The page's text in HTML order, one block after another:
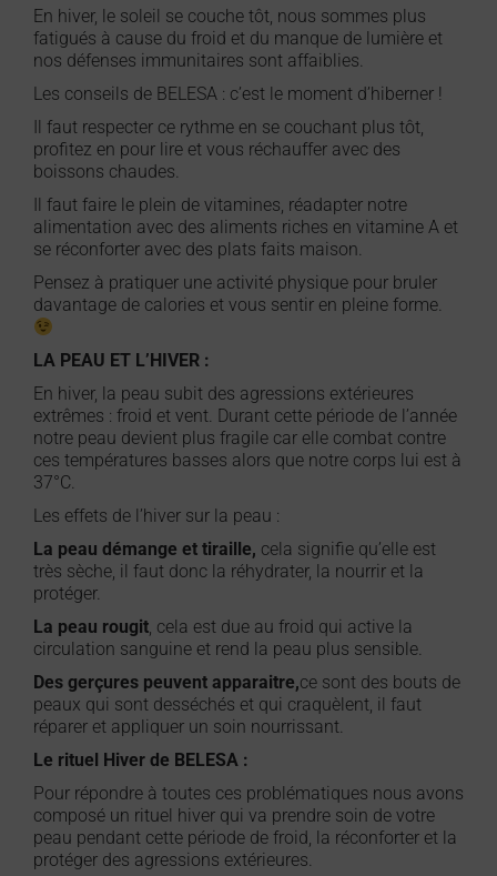
En hiver, le soleil se couche tôt, nous sommes plus
fatigués à cause du froid et du manque de lumière et
nos défenses immunitaires sont affaiblies.
Les conseils de BELESA : c’est le moment d’hiberner !
Il faut respecter ce rythme en se couchant plus tôt,
profitez en pour lire et vous réchauffer avec des
boissons chaudes.
Il faut faire le plein de vitamines, réadapter notre
alimentation avec des aliments riches en vitamine A et
se réconforter avec des plats faits maison.
Pensez à pratiquer une activité physique pour bruler
davantage de calories et vous sentir en pleine forme.
LA PEAU ET L’HIVER :
En hiver, la peau subit des agressions extérieures
extrêmes : froid et vent. Durant cette période de l’année
notre peau devient plus fragile car elle combat contre
ces températures basses alors que notre corps lui est à
37°C.
Les effets de l’hiver sur la peau :
La peau démange et tiraille, cela signifie qu’elle est
très sèche, il faut donc la réhydrater, la nourrir et la
protéger.
La peau rougit, cela est due au froid qui active la
circulation sanguine et rend la peau plus sensible.
Des gerçures peuvent apparaitre,ce sont des bouts de
peaux qui sont desséchés et qui craquèlent, il faut
réparer et appliquer un soin nourrissant.
Le rituel Hiver de BELESA :
Pour répondre à toutes ces problématiques nous avons
composé un rituel hiver qui va prendre soin de votre
peau pendant cette période de froid, la réconforter et la
protéger des agressions extérieures.